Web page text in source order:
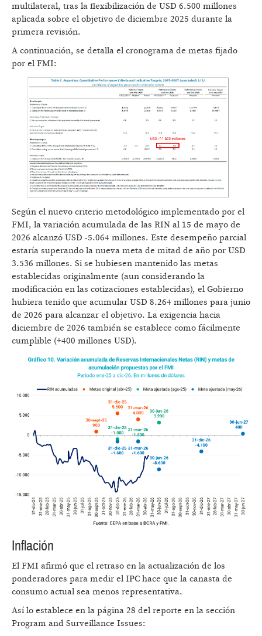
multilateral, tras la flexibilización de USD 6.500 millones
aplicada sobre el objetivo de diciembre 2025 durante la
primera revisión.
A continuación, se detalla el cronograma de metas fijado
por el FMI:
Según el nuevo criterio metodológico implementado por el
FMI, la variación acumulada de las RIN al 15 de mayo de
2026 alcanzó USD -5.064 millones. Este desempeño parcial
estaría superando la nueva meta de mitad de año por USD
3.536 millones. Si se hubiesen mantenido las metas
establecidas originalmente (aun considerando la
modificación en las cotizaciones establecidas), el Gobierno
hubiera tenido que acumular USD 8.264 millones para junio
de 2026 para alcanzar el objetivo. La exigencia hacia
diciembre de 2026 también se establece como fácilmente
cumplible (+400 millones USD).
Inflación
El FMI afirmó que el retraso en la actualización de los
ponderadores para medir el IPC hace que la canasta de
consumo actual sea menos representativa.
Así lo establece en la página 28 del reporte en la sección
Program and Surveillance Issues: